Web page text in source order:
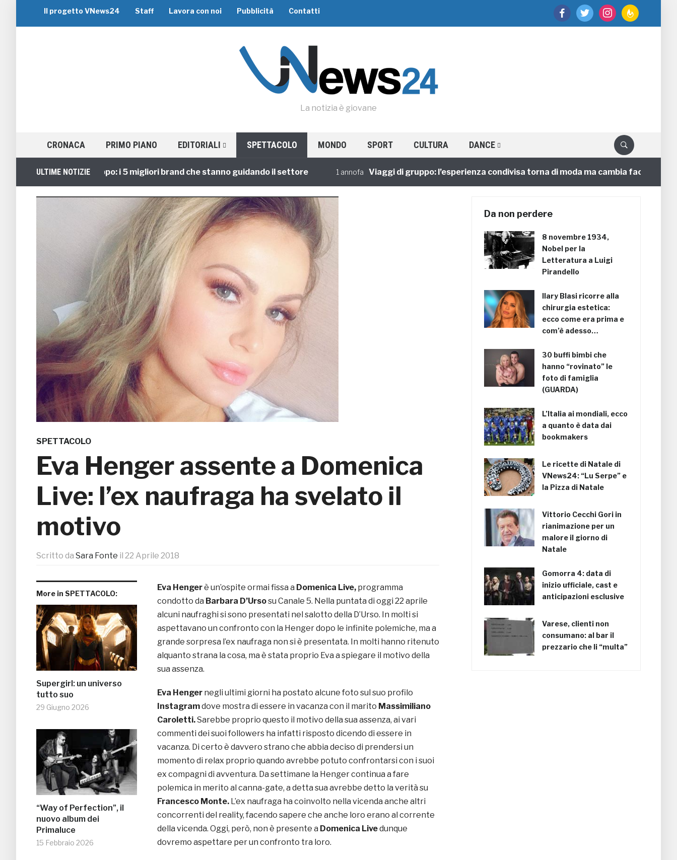
facebooktwitter instagramfeedburner
Il progetto VNews24 Staff Lavora con noi Pubblicità Contatti
La notizia è giovane
CRONACA PRIMO PIANO EDITORIALI SPETTACOLO MONDO SPORT CULTURA DANCE
ULTIME NOTIZIE
Viaggi di Gruppo: i 5 migliori brand che stanno guidando il settore 1 annofa Viaggi di gruppo: l’esperienza condivisa torna di moda ma cambia faccia
SPETTACOLO
Eva Henger assente a Domenica
Live: l’ex naufraga ha svelato il
motivo
Scritto da Sara Fonte il 22 Aprile 2018
More in SPETTACOLO:
Supergirl: un universo
tutto suo
29 Giugno 2026
“Way of Perfection”, il
nuovo album dei
Primaluce
15 Febbraio 2026
Eva Hengerè un’ospite ormai fissa a Domenica Live, programma
condotto da Barbara D’Ursosu Canale 5. Nella puntata di oggi 22 aprile
alcuni naufraghi si sono presentati nel salotto della D’Urso. In molti si
aspettavano un confronto con la Henger dopo le infinite polemiche, ma a
grande sorpresa l’ex naufraga non si è presentata. In molti hanno ritenuto
alquanto strana la cosa, ma è stata proprio Eva a spiegare il motivo della
sua assenza.
Eva Henger negli ultimi giorni ha postato alcune foto sul suo profilo
Instagramdove mostra di essere in vacanza con il marito Massimiliano
Caroletti.Sarebbe proprio questo il motivo della sua assenza, ai vari
commenti dei suoi followers ha infatti risposto dicendo di essere in
vacanza. Di certo è davvero strano che abbia deciso di prendersi un
momento di relax proprio quando avrebbe potuto confrontarsi con i suoi
ex compagni di avventura. Da settimane la Henger continua a fare
polemica in merito al canna-gate, a detta sua avrebbe detto la verità su
Francesco Monte. L’ex naufraga ha coinvolto nella vicenda anche altri
concorrenti del reality, facendo sapere che anche loro erano al corrente
della vicenda. Oggi, però, non è presente a Domenica Livedunque
dovremo aspettare per un confronto tra loro.
Da non perdere
8 novembre 1934,
Nobel per la
Letteratura a Luigi
Pirandello
Ilary Blasi ricorre alla
chirurgia estetica:
ecco come era prima e
com’è adesso…
30 buffi bimbi che
hanno “rovinato” le
foto di famiglia
(GUARDA)
L’Italia ai mondiali, ecco
a quanto è data dai
bookmakers
Le ricette di Natale di
VNews24: “Lu Serpe” e
la Pizza di Natale
Vittorio Cecchi Gori in
rianimazione per un
malore il giorno di
Natale
Gomorra 4: data di
inizio ufficiale, cast e
anticipazioni esclusive
Varese, clienti non
consumano: al bar il
prezzario che li “multa”